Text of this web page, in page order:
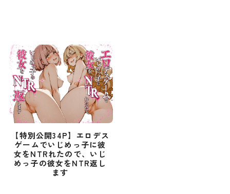
【特別公開34P】エロデス
ゲームでいじめっ子に彼
女をNTRれたので、いじ
めっ子の彼女をNTR返し
ます